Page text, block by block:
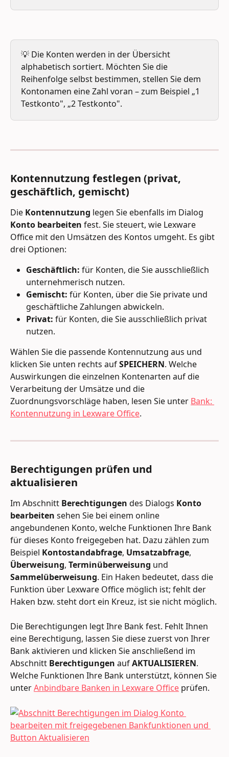
💡 Die Konten werden in der Übersicht
alphabetisch sortiert. Möchten Sie die
Reihenfolge selbst bestimmen, stellen Sie dem
Kontonamen eine Zahl voran – zum Beispiel „1
Testkonto", „2 Testkonto".
Kontennutzung festlegen (privat,
geschäftlich, gemischt)
Die Kontennutzung legen Sie ebenfalls im Dialog
Konto bearbeiten fest. Sie steuert, wie Lexware
Office mit den Umsätzen des Kontos umgeht. Es gibt
drei Optionen:
Geschäftlich: für Konten, die Sie ausschließlich
unternehmerisch nutzen.
Gemischt: für Konten, über die Sie private und
geschäftliche Zahlungen abwickeln.
Privat: für Konten, die Sie ausschließlich privat
nutzen.
Wählen Sie die passende Kontennutzung aus und
klicken Sie unten rechts auf SPEICHERN. Welche
Auswirkungen die einzelnen Kontenarten auf die
Verarbeitung der Umsätze und die
Zuordnungsvorschläge haben, lesen Sie unter Bank:
Kontennutzung in Lexware Office.
Berechtigungen prüfen und
aktualisieren
Im Abschnitt Berechtigungen des Dialogs Konto
bearbeiten sehen Sie bei einem online
angebundenen Konto, welche Funktionen Ihre Bank
für dieses Konto freigegeben hat. Dazu zählen zum
Beispiel Kontostandabfrage, Umsatzabfrage,
Überweisung, Terminüberweisung und
Sammelüberweisung. Ein Haken bedeutet, dass die
Funktion über Lexware Office möglich ist; fehlt der
Haken bzw. steht dort ein Kreuz, ist sie nicht möglich.
Die Berechtigungen legt Ihre Bank fest. Fehlt Ihnen
eine Berechtigung, lassen Sie diese zuerst von Ihrer
Bank aktivieren und klicken Sie anschließend im
Abschnitt Berechtigungen auf AKTUALISIEREN.
Welche Funktionen Ihre Bank unterstützt, können Sie
unter Anbindbare Banken in Lexware Office prüfen.